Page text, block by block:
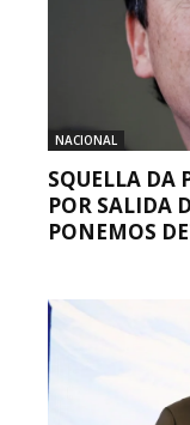
NACIONAL
SQUELLA DA
POR SALIDA
PONEMOS